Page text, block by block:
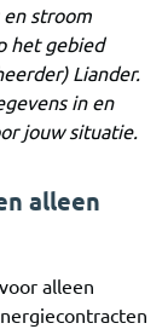
stroom
het gebied
Liander.
in en
jouw situatie.
alleen
alleen